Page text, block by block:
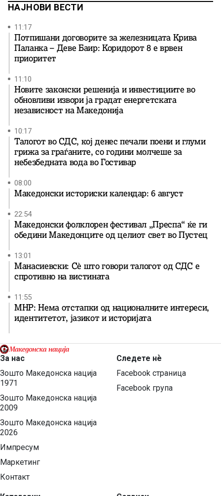
истражување се Васкресија (84 г.) и […]
НАЈНОВИ ВЕСТИ
11:17
Потпишани договорите за железницата Крива
Паланка – Деве Баир: Коридорот 8 е врвен
приоритет
11:10
Новите законски решенија и инвестициите во
обновливи извори ја градат енергетската
независност на Македонија
10:17
Талогот во СДС, кој денес печали поени и глуми
грижа за граѓаните, со години молчеше за
небезбедната вода во Гостивар
08:00
Македонски историски календар: 6 август
22:54
Македонски фолклорен фестивал „Преспа“ ќе ги
обедини Македонците од целиот свет во Пустец
13:01
Манасиевски: Сè што говори талогот од СДС е
спротивно на вистината
11:55
МНР: Нема отстапки од националните интереси,
идентитетот, јазикот и историјата
За нас
Зошто Македонска нација
1971
Зошто Македонска нација
2009
Зошто Македонска нација
2026
Импресум
Маркетинг
Контакт
Следете нѐ
Facebook страница
Facebook група